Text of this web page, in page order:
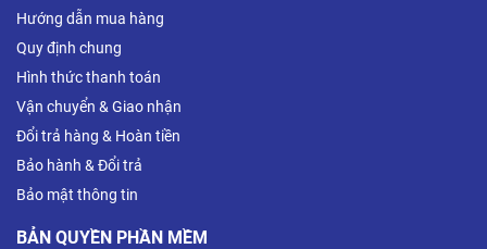
Hướng dẫn mua hàng
Quy định chung
Hình thức thanh toán
Vận chuyển & Giao nhận
Đổi trả hàng & Hoàn tiền
Bảo hành & Đổi trả
Bảo mật thông tin
BẢN QUYỀN PHẦN MỀM